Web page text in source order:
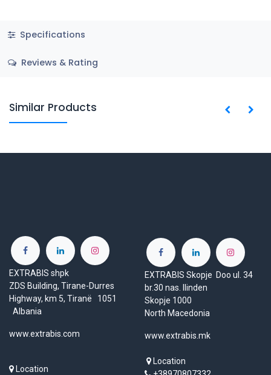
Specifications
Reviews & Rating
Similar Products
EXTRABIS shpk
ZDS Building, Tirane-Durres
Highway, km 5, Tiranë 1051
Albania
www.extrabis.com
Location
EXTRABIS Skopje Doo ul. 34
br.30 nas. Ilinden
Skopje 1000
North Macedonia
www.extrabis.mk
Location